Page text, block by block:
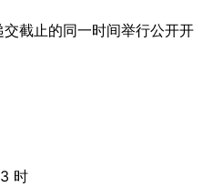
截止的同一时间举行公开开
时